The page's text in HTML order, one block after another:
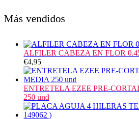
Más vendidos
ALFILER CABEZA EN FLOR
€4,95
ENTRETELA EZEE PRE-
250 und